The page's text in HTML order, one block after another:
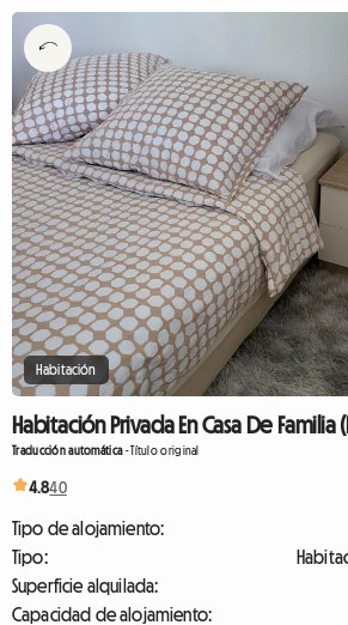
Habitación
Habitación Privada En Casa De Familia
Traducción automática-Título original
4.840
Tipo de alojamiento:
Tipo:
Superficie alquilada:
Capacidad de alojamiento: